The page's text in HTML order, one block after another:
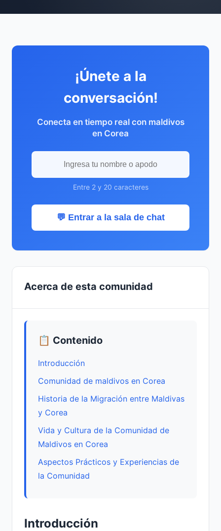
¡Únete a la
conversación!
Conecta en tiempo real con maldivos
en Corea
Entre 2 y 20 caracteres
💬 Entrar a la sala de chat
Acerca de esta comunidad
📋 Contenido
Introducción
Comunidad de maldivos en Corea
Historia de la Migración entre Maldivas
y Corea
Vida y Cultura de la Comunidad de
Maldivos en Corea
Aspectos Prácticos y Experiencias de
la Comunidad
Introducción